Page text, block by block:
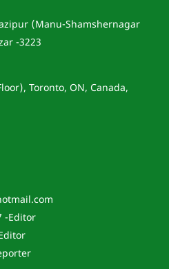
(Manu-Shamshernagar
-3223
Toronto, ON, Canada,
-Editor